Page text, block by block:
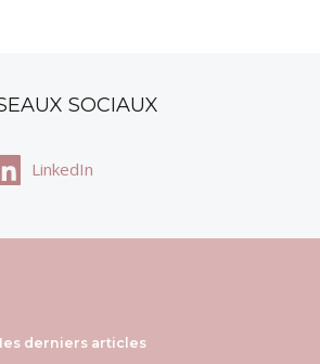
SOCIAUX
LinkedIn
derniers articles